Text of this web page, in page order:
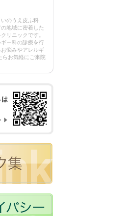
のうえ皮ふ科
の地域に密着した
リニックです。
ー科の診療を行
悩みやアレルギ
らお気軽にご来院